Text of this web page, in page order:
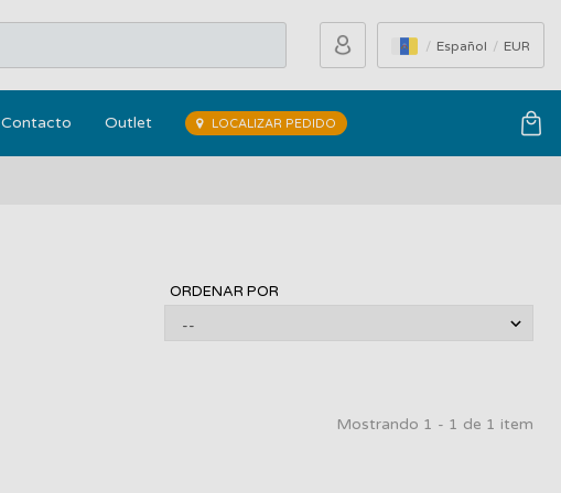
Español EUR
Contacto Outlet LOCALIZAR PEDIDO
ORDENAR POR
Mostrando 1 - 1 de 1 item